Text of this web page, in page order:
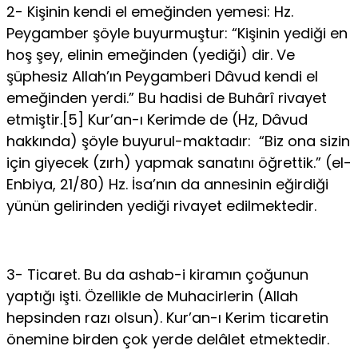
2- Kişinin kendi el emeğinden yemesi: Hz.
Peygamber şöyle buyurmuş­tur: “Kişinin yediği en
hoş şey, elinin emeğinden (yediği) dir. Ve
şüphesiz Al­lah’ın Peygamberi Dâvud kendi el
emeğinden yerdi.” Bu hadisi de Buhârî ri­vayet
etmiştir.[5] Kur’an-ı Kerimde de (Hz, Dâvud
hakkında) şöyle buyurul-maktadır: “Biz ona sizin
için giyecek (zırh) yapmak sanatını öğrettik.” (el-
Enbiya, 21/80) Hz. İsa’nın da annesinin eğirdiği
yünün gelirinden yediği ri­vayet edilmektedir.
3- Ticaret. Bu da ashab-i kiramın çoğunun
yaptığı işti. Özellikle de Mu­hacirlerin (Allah
hepsinden razı olsun). Kur’an-ı Kerim ticaretin
önemine bir­den çok yerde delâlet etmektedir.